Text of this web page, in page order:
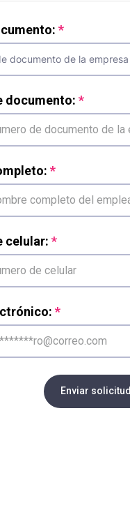
documento:
celular:
Enviar solicitud